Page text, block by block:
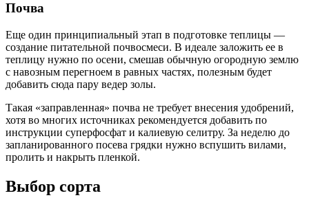
Почва
Еще один принципиальный этап в подготовке теплицы —
создание питательной почвосмеси. В идеале заложить ее в
теплицу нужно по осени, смешав обычную огородную землю
с навозным перегноем в равных частях, полезным будет
добавить сюда пару ведер золы.
Такая «заправленная» почва не требует внесения удобрений,
хотя во многих источниках рекомендуется добавить по
инструкции суперфосфат и калиевую селитру. За неделю до
запланированного посева грядки нужно вспушить вилами,
пролить и накрыть пленкой.
Выбор сорта